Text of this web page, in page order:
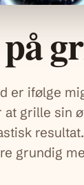
er ifølge
grille sin
grundig